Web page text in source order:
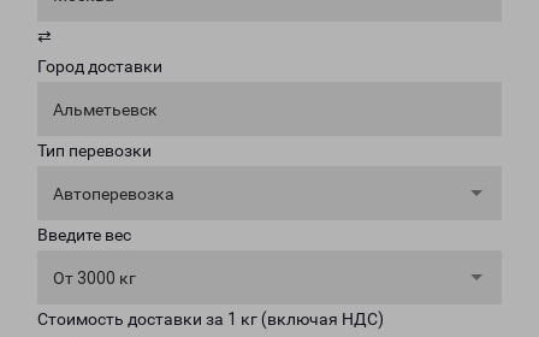
⇄
Город доставки
Альметьевск
Тип перевозки
Автоперевозка
Введите вес
От 3000 кг
Стоимость доставки за 1 кг (включая НДС)